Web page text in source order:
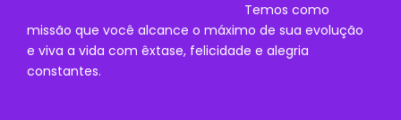
Temos como
missão que você alcance o máximo de sua evolução
e viva a vida com êxtase, felicidade e alegria
constantes.